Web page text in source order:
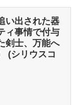
い出された器
事情で付与
剣士、万能へ
(シリウスコ